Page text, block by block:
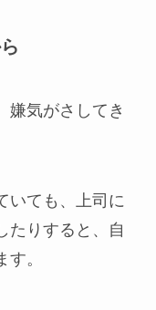
嫌気がさしてき
いても、上司に
たりすると、自
す。